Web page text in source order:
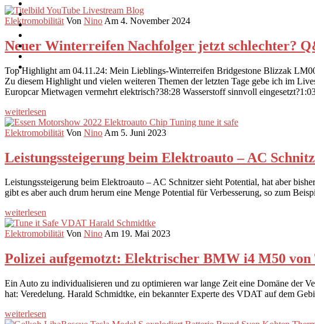
Elektromobilität Von Nino Am 4. November 2024
Neuer Winterreifen Nachfolger jetzt schlechter?
Top Highlight am 04.11.24: Mein Lieblings-Winterreifen Bridgestone Blizzak
Zu diesem Highlight und vielen weiteren Themen der letzten Tage gebe ich im
Europcar Mietwagen vermehrt elektrisch?38:28 Wasserstoff sinnvoll
weiterlesen
Elektromobilität Von Nino Am 5. Juni 2023
Leistungssteigerung beim Elektroauto – AC
Leistungssteigerung beim Elektroauto – AC Schnitzer sieht Potential, hat aber
gibt es aber auch drum herum eine Menge Potential für Verbesserung, so zum
weiterlesen
Elektromobilität Von NinoAm 19. Mai 2023
Polizei aufgemotzt: Elektrischer BMW i4 M50 von
Ein Auto zu individualisieren und zu optimieren war lange Zeit eine Domäne der
hat: Veredelung. Harald Schmidtke, ein bekannter Experte des VDAT auf dem
weiterlesen